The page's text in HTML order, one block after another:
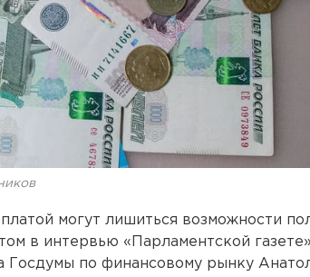
могут лишиться возможности
в интервью «Парламентской
Госдумы по финансовому рынку